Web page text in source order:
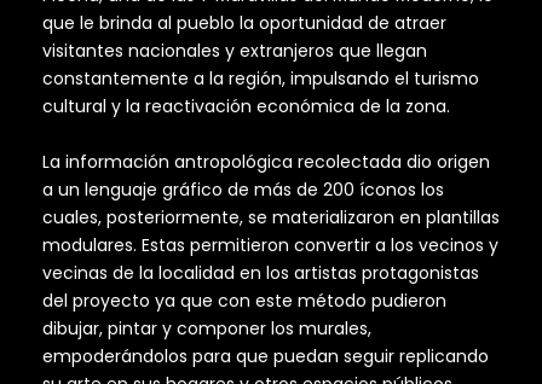
que le brinda al pueblo la oportunidad de atraer
visitantes nacionales y extranjeros que llegan
constantemente a la región, impulsando el turismo
cultural y la reactivación económica de la zona.
La información antropológica recolectada dio origen
a un lenguaje gráfico de más de 200 íconos los
cuales, posteriormente, se materializaron en plantillas
modulares. Estas permitieron convertir a los vecinos y
vecinas de la localidad en los artistas protagonistas
del proyecto ya que con este método pudieron
dibujar, pintar y componer los murales,
empoderándolos para que puedan seguir replicando